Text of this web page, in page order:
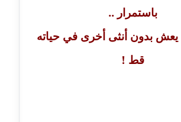
خالد منير
باستمرار ..
يعش بدون أنثى أخرى في حياته
قط !